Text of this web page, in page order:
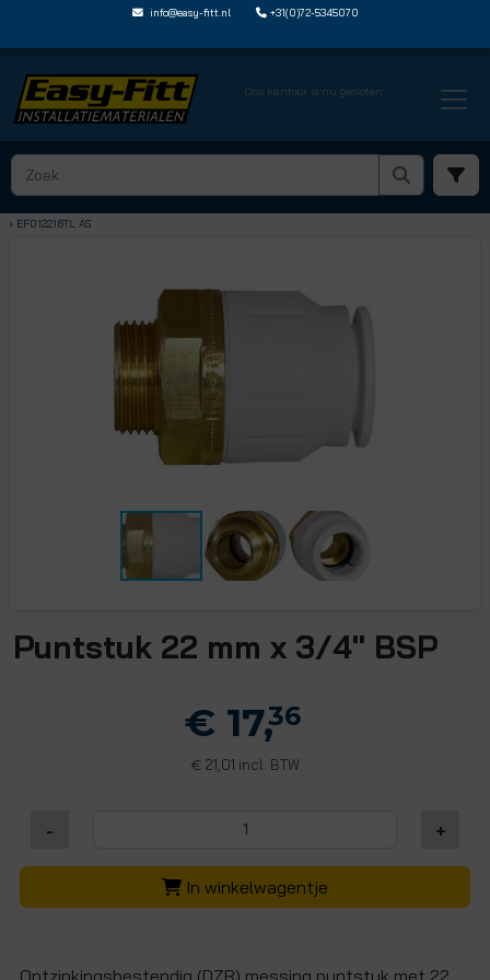
info@easy-fitt.nl +31(0)72-5345070
Ons kantoor is nu gesloten
HOME › JOHN GUEST SPEEDFIT › PUNTSTUKKEN INSTEEK X BUITENDRAAD
› EF012216TL AS
Puntstuk 22 mm x 3/4" BSP
€ 17,36
€ 21,01 incl. BTW
- +
In winkelwagentje
Ontzinkingsbestendig (DZR) messing puntstuk met 22